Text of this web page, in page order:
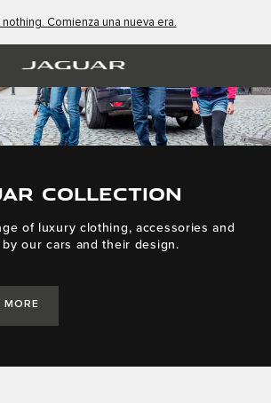
nothing. Comienza una nueva era.
COLLECTION
of luxury clothing, accessories and
our cars and their design.